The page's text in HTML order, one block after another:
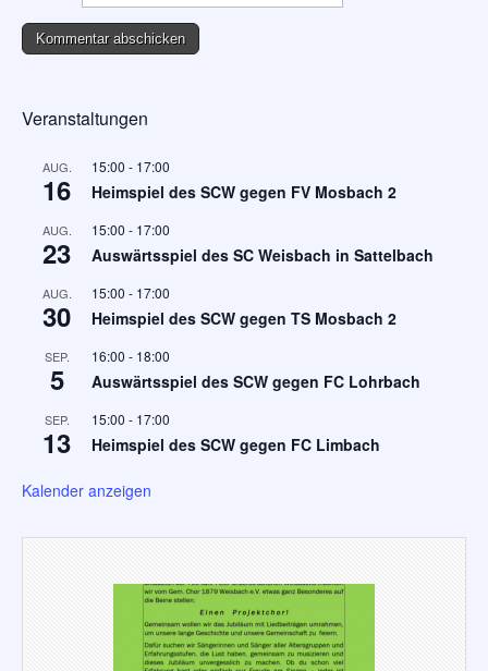
Veranstaltungen
AUG.
16
15:00 - 17:00
Heimspiel des SCW gegen FV Mosbach 2
AUG.
23
15:00 - 17:00
Auswärtsspiel des SC Weisbach in Sattelbach
AUG.
30
15:00 - 17:00
Heimspiel des SCW gegen TS Mosbach 2
SEP.
5
16:00 - 18:00
Auswärtsspiel des SCW gegen FC Lohrbach
SEP.
13
15:00 - 17:00
Heimspiel des SCW gegen FC Limbach
Kalender anzeigen